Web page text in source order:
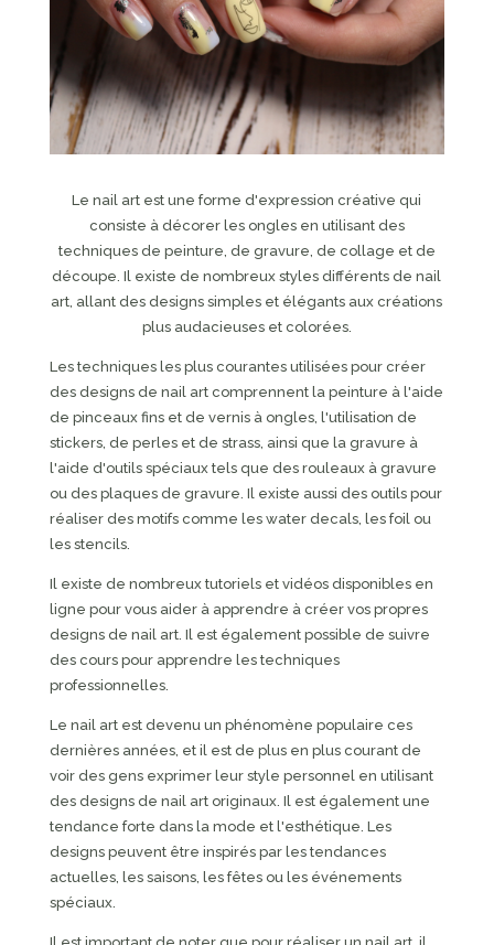
Le nail art est une forme d'expression créative qui
consiste à décorer les ongles en utilisant des
techniques de peinture, de gravure, de collage et de
découpe. Il existe de nombreux styles différents de nail
art, allant des designs simples et élégants aux créations
plus audacieuses et colorées.
Les techniques les plus courantes utilisées pour créer
des designs de nail art comprennent la peinture à l'aide
de pinceaux fins et de vernis à ongles, l'utilisation de
stickers, de perles et de strass, ainsi que la gravure à
l'aide d'outils spéciaux tels que des rouleaux à gravure
ou des plaques de gravure. Il existe aussi des outils pour
réaliser des motifs comme les water decals, les foil ou
les stencils.
Il existe de nombreux tutoriels et vidéos disponibles en
ligne pour vous aider à apprendre à créer vos propres
designs de nail art. Il est également possible de suivre
des cours pour apprendre les techniques
professionnelles.
Le nail art est devenu un phénomène populaire ces
dernières années, et il est de plus en plus courant de
voir des gens exprimer leur style personnel en utilisant
des designs de nail art originaux. Il est également une
tendance forte dans la mode et l'esthétique. Les
designs peuvent être inspirés par les tendances
actuelles, les saisons, les fêtes ou les événements
spéciaux.